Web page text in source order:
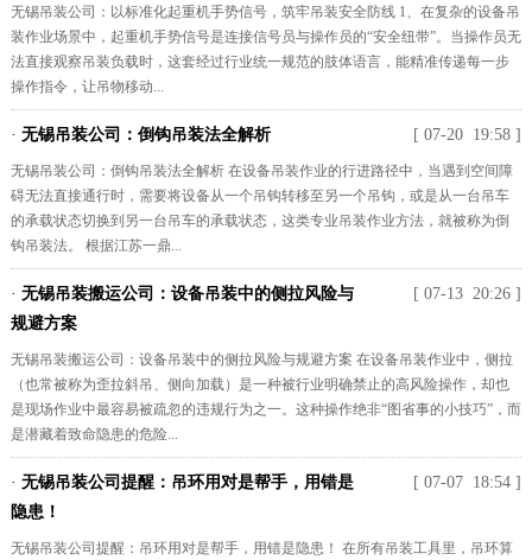
无锡吊装公司：以标准化起重机手势信号，筑牢吊装安全防线 1、在复杂的设备吊
装作业场景中，起重机手势信号是连接信号员与操作员的“安全纽带”。当操作员无
法直接观察吊装负载时，这套经过行业统一规范的肢体语言，能精准传递每一步
操作指令，让吊物移动...
· 无锡吊装公司：倒钩吊装法全解析 [ 07-20 19:58 ]
无锡吊装公司：倒钩吊装法全解析 在设备吊装作业的行进路径中，当遇到空间障
碍无法直接通行时，需要将设备从一个吊钩转移至另一个吊钩，或是从一台吊车
的承载状态切换到另一台吊车的承载状态，这类专业吊装作业方法，就被称为倒
钩吊装法。 根据江苏一鼎...
· 无锡吊装搬运公司：设备吊装中的侧拉风险与
规避方案
[ 07-13 20:26 ]
无锡吊装搬运公司：设备吊装中的侧拉风险与规避方案 在设备吊装作业中，侧拉
（也常被称为歪拉斜吊、侧向加载）是一种被行业明确禁止的高风险操作，却也
是现场作业中最容易被疏忽的违规行为之一。这种操作绝非“图省事的小技巧”，而
是潜藏着致命隐患的危险...
· 无锡吊装公司提醒：吊环用对是帮手，用错是
隐患！
[ 07-07 18:54 ]
无锡吊装公司提醒：吊环用对是帮手，用错是隐患！ 在所有吊装工具里，吊环算